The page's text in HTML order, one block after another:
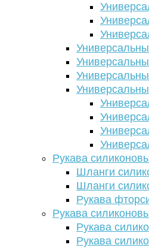
Рукава
Шланги
Шланги
Рукава
Рукава
Рукава
Рукава